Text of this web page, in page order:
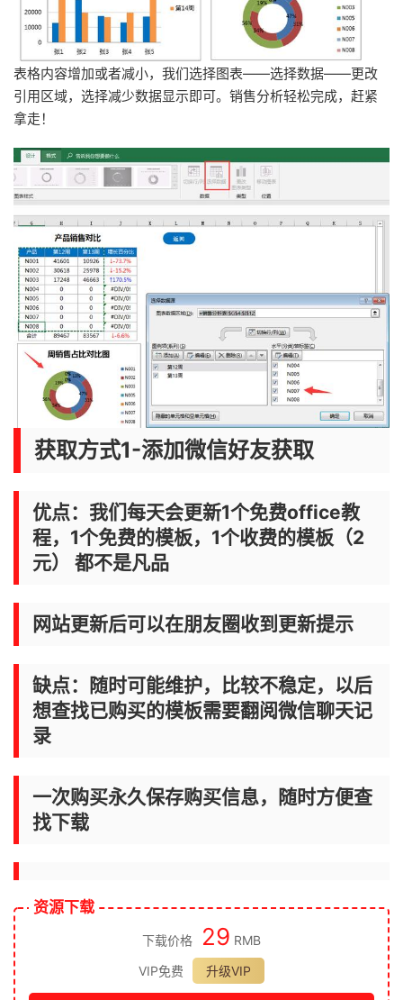
表格内容增加或者减小，我们选择图表——选择数据——更改
引用区域，选择减少数据显示即可。销售分析轻松完成，赶紧
拿走！
获取方式1-添加微信好友获取
优点：我们每天会更新1个免费office教
程，1个免费的模板，1个收费的模板（2
元） 都不是凡品
网站更新后可以在朋友圈收到更新提示
缺点：随时可能维护，比较不稳定，以后
想查找已购买的模板需要翻阅微信聊天记
录
一次购买永久保存购买信息，随时方便查
找下载
资源下载
下载价格 29 RMB
VIP免费
升级VIP